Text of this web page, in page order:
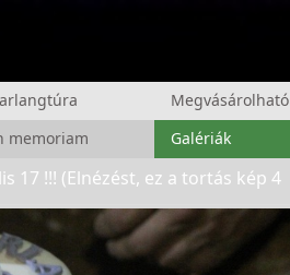
Megvásárolható
memoriam Galériák
17 !!! (Elnézést, ez a tortás kép 4